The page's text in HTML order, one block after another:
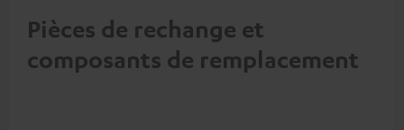
Pièces de rechange et
composants de remplacement